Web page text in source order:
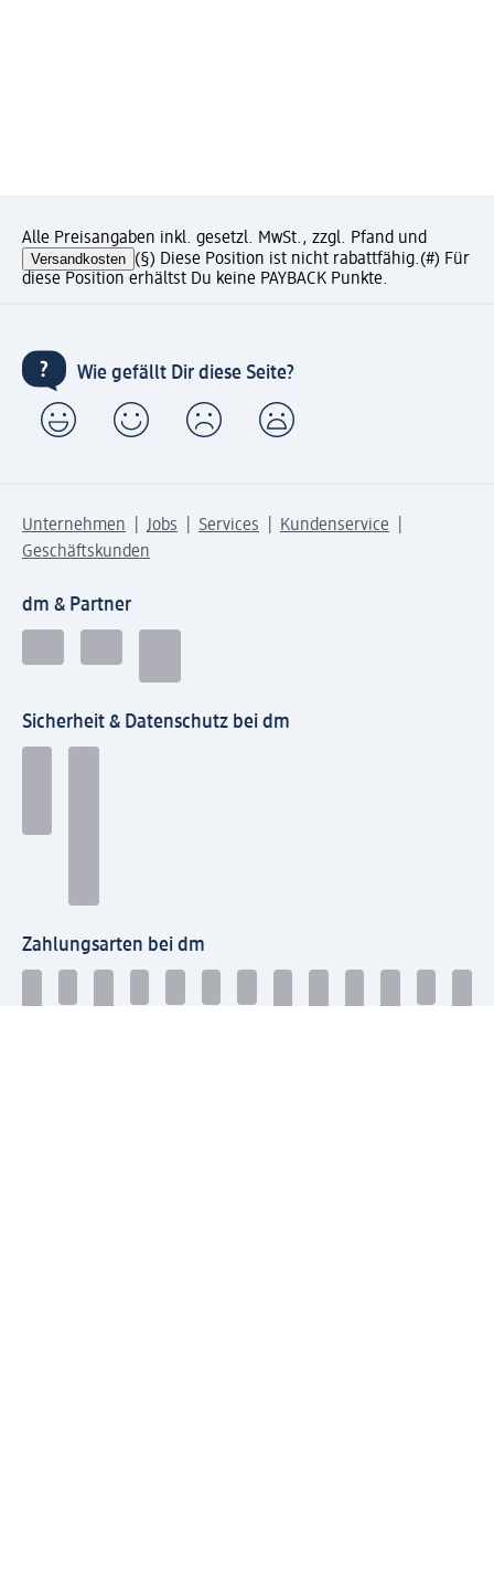
Alle Preisangaben inkl. gesetzl. MwSt., zzgl. Pfand und
Versandkosten (§) Diese Position ist nicht rabattfähig.(#) Für
diese Position erhältst Du keine PAYBACK Punkte.
Wie gefällt Dir diese Seite?
Unternehmen Jobs Services
Kundenservice
Geschäftskunden
dm & Partner
Sicherheit & Datenschutz bei dm
Zahlungsarten bei dm